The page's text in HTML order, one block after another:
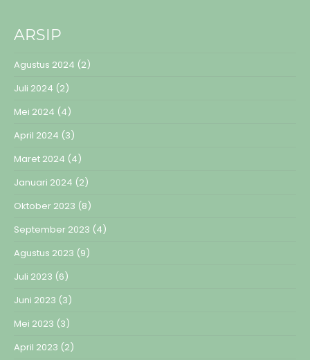
ARSIP
Agustus 2024 (2)
Juli 2024 (2)
Mei 2024 (4)
April 2024 (3)
Maret 2024 (4)
Januari 2024 (2)
Oktober 2023 (8)
September 2023 (4)
Agustus 2023 (9)
Juli 2023 (6)
Juni 2023 (3)
Mei 2023 (3)
April 2023 (2)